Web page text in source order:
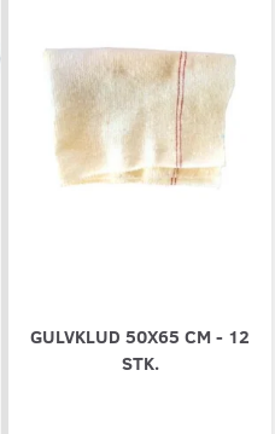
GULVKLUD 50X65 CM - 12
STK.